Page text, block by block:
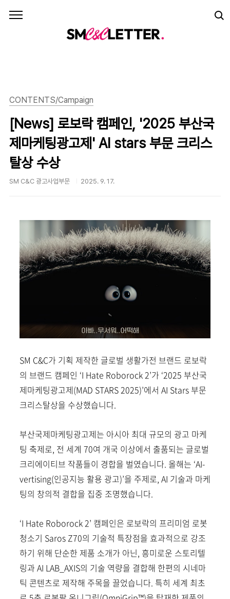
CONTENTS/Campaign
[News] 로보락 캠페인, '2025 부산국
제마케팅광고제' AI stars 부문 크리스
탈상 수상
SM C&C 광고사업부문 2025. 9. 17.
SM C&C가 기획 제작한 글로벌 생활가전 브랜드 로보락
의 브랜드 캠페인 ‘I Hate Roborock 2’가 ‘2025 부산국
제마케팅광고제(MAD STARS 2025)’에서 AI Stars 부문
크리스탈상을 수상했습니다.
부산국제마케팅광고제는 아시아 최대 규모의 광고 마케
팅 축제로, 전 세계 70여 개국 이상에서 출품되는 글로벌
크리에이티브 작품들이 경합을 벌였습니다. 올해는 ‘AI-
vertising(인공지능 활용 광고)’을 주제로, AI 기술과 마케
팅의 창의적 결합을 집중 조명했습니다.
‘I Hate Roborock 2’ 캠페인은 로보락의 프리미엄 로봇
청소기 Saros Z70의 기술적 특장점을 효과적으로 강조
하기 위해 단순한 제품 소개가 아닌, 흥미로운 스토리텔
링과 AI LAB_AXIS의 기술 역량을 결합해 한편의 시네마
틱 콘텐츠로 제작해 주목을 끌었습니다. 특히 세계 최초